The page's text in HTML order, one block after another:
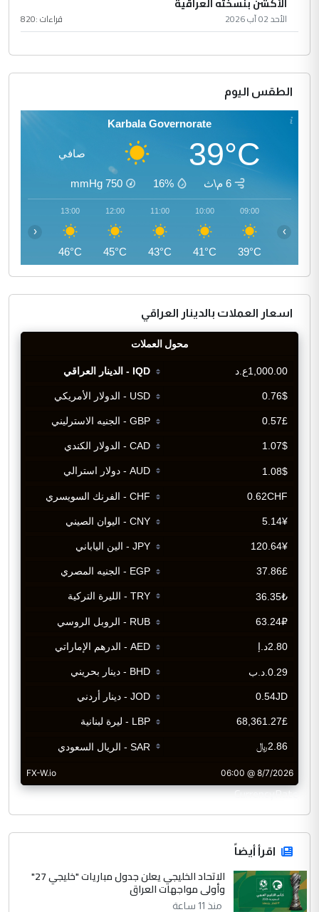
الأحد 02 آب 2026 قراءات :820
الطقس اليوم
Karbala Governorate
39°C صافي
6 م\ث 16%
750
mmHg
09:00
39°C
10:00
41°C
11:00
43°C
12:00
45°C
13:00
46°C
‹ ›
اسعار العملات بالدينار العراقي
CurrencyRate
اقرأ أيضاً
الاتحاد الخليجي يعلن جدول مباريات "خليجي 27"
وأولى مواجهات العراق
منذ 11 ساعة